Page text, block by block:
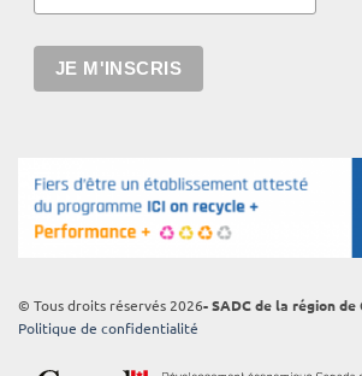
© Tous droits réservés 2026- SADC de la région de
Politique de confidentialité